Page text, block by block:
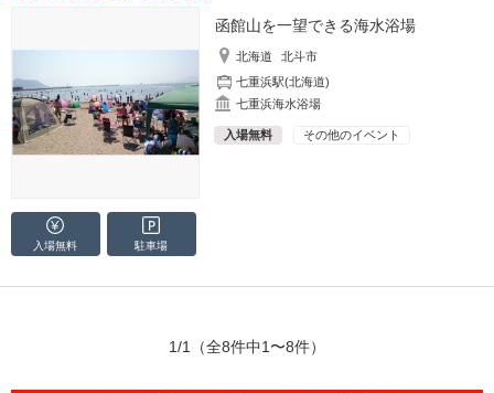
函館山を一望できる海水浴場
北海道
北斗市
七重浜駅(北海道)
七重浜海水浴場
入場無料 その他のイベント
入場無料 駐車場
1/1 （全8件中1〜8件）